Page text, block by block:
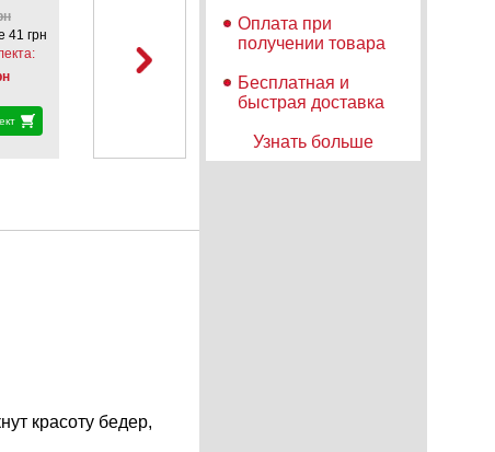
41 грн
Трусики-
шортики
656грн
красоту бедер,
Оплата при
получении товара
Бесплатная и
быстрая доставка
Узнать больше